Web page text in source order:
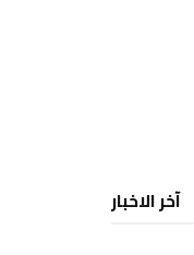
آخر الاخبار